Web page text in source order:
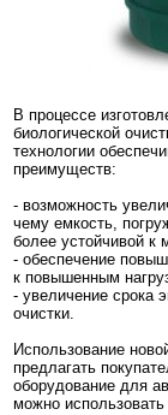
В процессе
биологической
технологии
преимуществ:
- возможность
чему емкость,
более устойчивой к
- обеспечение
к повышенным
- увеличение срока
очистки.
Использование
предлагать
оборудование для
можно